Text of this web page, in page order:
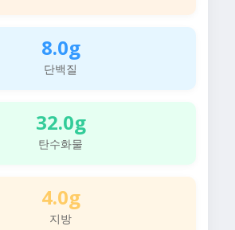
8.0g
단백질
32.0g
탄수화물
4.0g
지방